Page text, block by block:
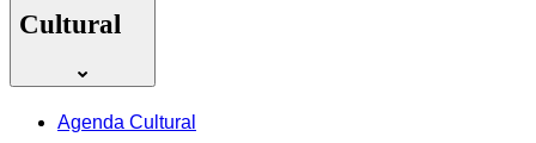
Cultural
Agenda Cultural